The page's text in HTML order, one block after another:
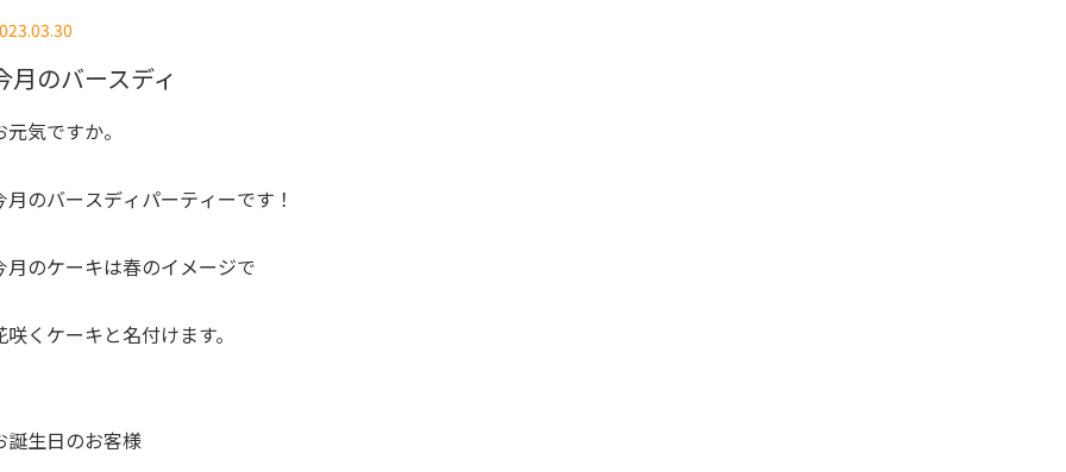
月のバースディ
元気ですか。
月のバースディパーティーです！
月のケーキは春のイメージで
咲くケーキと名付けます。
誕生日のお客様